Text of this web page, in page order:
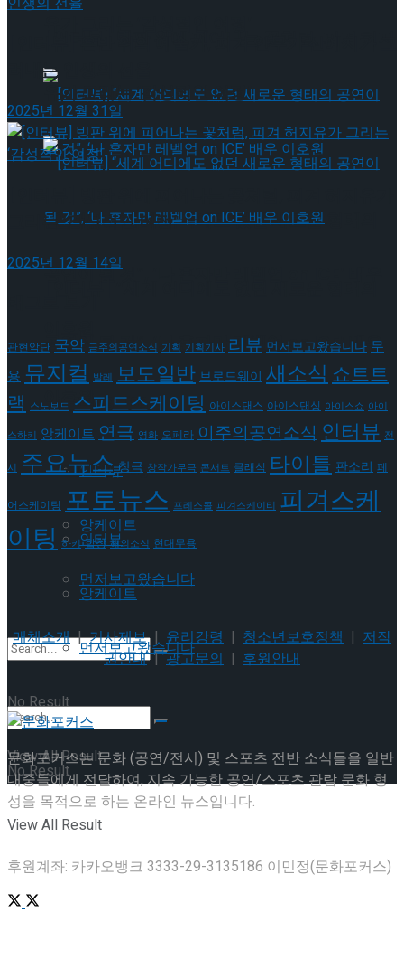
[인터뷰] “세계 어디에도 없던 새로운 형태의
공연이 될 것”, ‘나 혼자만 레벨업 on ICE’ 배우
Trending Tags
인터뷰
앙케이트
먼저보고왔습니다
No Result
View All Result
유가 그리는 ‘감성적인 여정’
공연이 될 것”, ‘나 혼자만 레벨업 on ICE’ 배우
이호원
Trending Tags
인터뷰
앙케이트
먼저보고왔습니다
No Result
View All Result
려내는 인생의 선율
2025년 12월 31일
그리는 ‘감성적인 여정’
2025년 12월 14일
관현악단 국악 금주의공연소식 기획 기획기사 리뷰 먼저보고왔습니다 무
용 뮤지컬 발레 보도일반 브로드웨이 새소식쇼트트
랙 스노보드 스피드스케이팅 아이스댄스 아이스댄싱 아이스쇼 아이
스하키 앙케이트 연극 영화 오페라 이주의공연소식 인터뷰 전
시 주요뉴스 창극 창작가무극 콘서트 클래식 타이틀 판소리 페
어스케이팅 포토뉴스 프레스콜 피겨스케이티 피겨스케
이팅 하키 합창 해외소식 현대무용
매체소개|기사제보| 윤리강령 | 청소년보호정책 | 저작
권안내|광고문의 | 후원안내
문화포커스는 문화 (공연/전시) 및 스포츠 전반 소식들을 일반
대중들에게 전달하여, 지속 가능한 공연/스포츠 관람 문화 형
성을 목적으로 하는 온라인 뉴스입니다.
후원계좌: 카카오뱅크 3333-29-3135186 이민정(문화포커스)